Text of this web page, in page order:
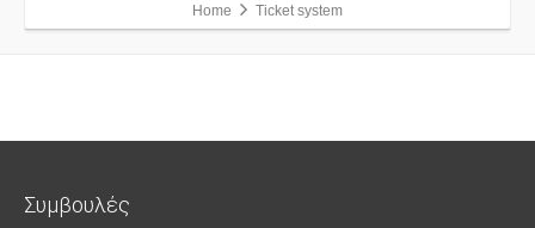
Home Ticket system
Συμβουλές